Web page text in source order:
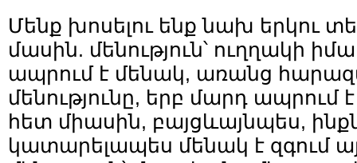
Մենք խոսելու ենք նախ երկու
մասին. մենություն՝ ուղղակի
ապրում է մենակ, առանց
մենությունը, երբ մարդ
հետ միասին, բայցևայնպես,
կատարելապես մենակ է զգում